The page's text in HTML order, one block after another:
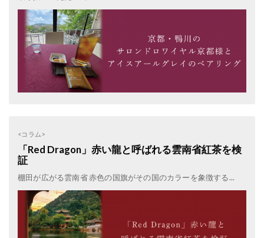
<コラム>
「Red Dragon」赤い龍と呼ばれる雲南省紅茶を検
証
棚田が広がる雲南省 赤色の国旗がその国のカラーを象徴する...